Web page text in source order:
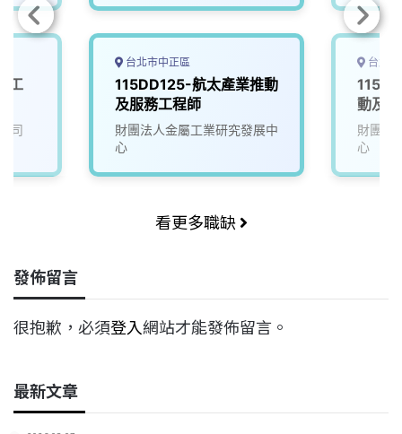
工
司
台北市中正區
115DD125-航太產業推動
及服務工程師
財團法人金屬工業研究發展中
心
台北
動及
財團法
心
看更多職缺
發佈留言
很抱歉，必須登入網站才能發佈留言。
最新文章